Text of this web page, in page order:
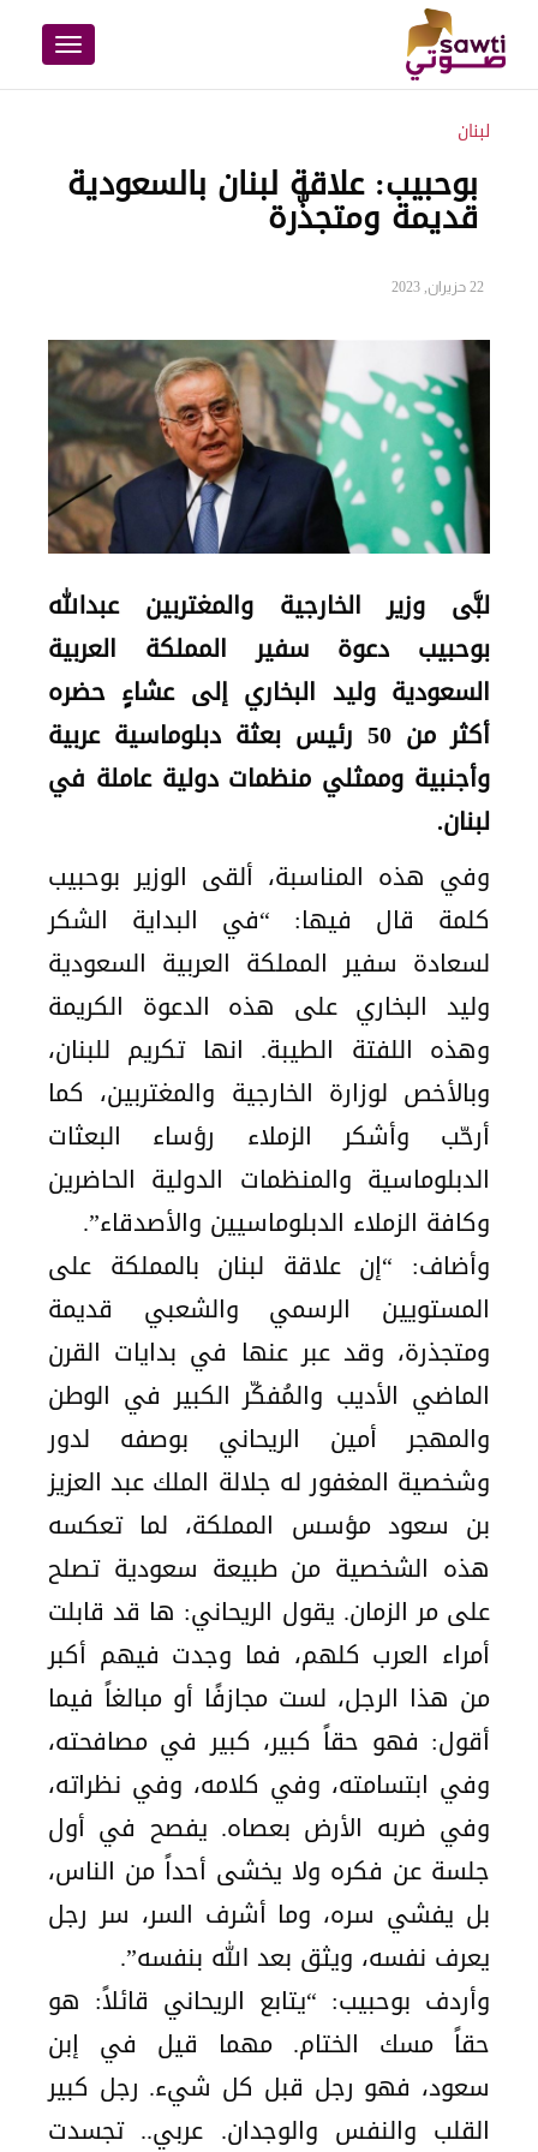
Toggle
navigation
لبنان
بوحبيب: علاقة لبنان بالسعودية
قديمة ومتجذّرة
22 حزيران, 2023
لبَّى وزير الخارجية والمغتربين عبدالله
بوحبيب دعوة سفير المملكة العربية
السعودية وليد البخاري إلى عشاءٍ حضره
أكثر من 50 رئيس بعثة دبلوماسية عربية
وأجنبية وممثلي منظمات دولية عاملة في
لبنان.
وفي هذه المناسبة، ألقى الوزير بوحبيب
كلمة قال فيها: “في البداية الشكر
لسعادة سفير المملكة العربية السعودية
وليد البخاري على هذه الدعوة الكريمة
وهذه اللفتة الطيبة. انها تكريم للبنان،
وبالأخص لوزارة الخارجية والمغتربين، كما
أرحّب وأشكر الزملاء رؤساء البعثات
الدبلوماسية والمنظمات الدولية الحاضرين
وكافة الزملاء الدبلوماسيين والأصدقاء”.
وأضاف: “إن علاقة لبنان بالمملكة على
المستویین الرسمي والشعبي قدیمة
ومتجذرة، وقد عبر عنھا في بدایات القرن
الماضي الأدیب والمُفكّر الكبیر في الوطن
والمھجر أمین الریحاني بوصفه لدور
وشخصیة المغفور له جلالة الملك عبد العزیز
بن سعود مؤسس المملكة، لما تعكسه
ھذه الشخصیة من طبیعة سعودیة تصلح
على مر الزمان. یقول الریحاني: ھا قد قابلت
أمراء العرب كلھم، فما وجدت فیھم أكبر
من ھذا الرجل، لست مجازفًا أو مبالغاً فیما
أقول: فھو حقاً كبیر، كبیر في مصافحته،
وفي ابتسامته، وفي كلامه، وفي نظراته،
وفي ضربه الأرض بعصاه. یفصح في أول
جلسة عن فكره ولا یخشى أحداً من الناس،
بل یفشي سره، وما أشرف السر، سر رجل
یعرف نفسه، ویثق بعد ﷲ بنفسه”.
وأردف بوحبيب: “یتابع الریحاني قائلاً: ھو
حقاً مسك الختام. مھما قیل في إبن
سعود، فھو رجل قبل كل شيء. رجل كبیر
القلب والنفس والوجدان. عربي.. تجسدت